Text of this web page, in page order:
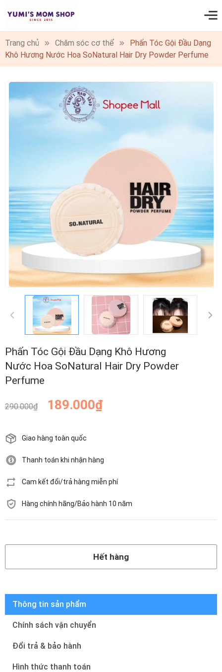
0
Trang chủ Chăm sóc cơ thể
Phấn Tóc Gội Đầu Dạng
Khô Hương Nước Hoa SoNatural Hair Dry Powder Perfume
Phấn Tóc Gội Đầu Dạng Khô Hương
Nước Hoa SoNatural Hair Dry Powder
Perfume
290.000₫ 189.000₫
Giao hàng toàn quốc
Thanh toán khi nhận hàng
Cam kết đổi/trả hàng miễn phí
Hàng chính hãng/Bảo hành 10 năm
Hết hàng
Thông tin sản phẩm
Chính sách vận chuyển
Đổi trả & bảo hành
Hình thức thanh toán